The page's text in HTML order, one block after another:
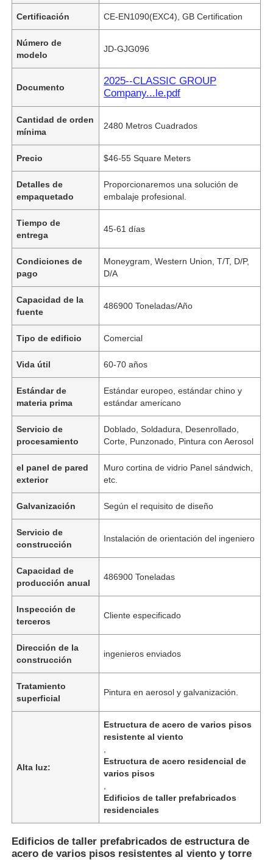
Videos
Certificación CE-EN1090(EXC4), GB Certification
Número de
modelo
JD-GJG096
Documento
2025--CLASSIC GROUP
Company...le.pdf
Cantidad de orden
mínima
2480 Metros Cuadrados
Precio $46-55 Square Meters
Detalles de
empaquetado
Proporcionaremos una solución de
embalaje profesional.
Tiempo de
entrega
45-61 días
Condiciones de
pago
Moneygram, Western Union, T/T, D/P,
D/A
Capacidad de la
fuente
486900 Toneladas/Año
Tipo de edificio Comercial
Vida útil 60-70 años
Estándar de
materia prima
Estándar europeo, estándar chino y
estándar americano
Servicio de
procesamiento
Doblado, Soldadura, Desenrollado,
Corte, Punzonado, Pintura con Aerosol
el panel de pared
exterior
Muro cortina de vidrio Panel sándwich,
etc.
Galvanización Según el requisito de diseño
Servicio de
construcción
Instalación de orientación del ingeniero
Capacidad de
producción anual
486900 Toneladas
Inspección de
terceros
Cliente especificado
Dirección de la
construcción
ingenieros enviados
Tratamiento
superficial
Pintura en aerosol y galvanización.
Alta luz:
Estructura de acero de varios pisos
resistente al viento
Estructura de acero residencial de
varios pisos
Edificios de taller prefabricados
residenciales
Edificios de taller prefabricados de estructura de
acero de varios pisos resistentes al viento y torre